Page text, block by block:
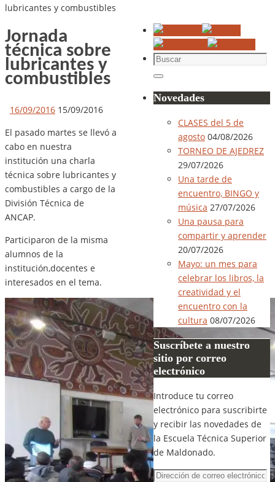
lubricantes y combustibles
Jornada
técnica sobre
lubricantes y
combustibles
16/09/2016 15/09/2016
El pasado martes se llevó a
cabo en nuestra
institución una charla
técnica sobre lubricantes y
combustibles a cargo de la
División Técnica de
ANCAP.
Participaron de la misma
alumnos de la
institución,docentes e
interesados en el tema.
Buscar:
Buscar
Novedades
CLASES del 5 de
agosto 04/08/2026
TORNEO DE AJEDREZ
29/07/2026
Una tarde de
encuentro, BINGO y
música 27/07/2026
Una pausa para
compartir y aprender
20/07/2026
Mayo: un mes para
celebrar los libros, la
creatividad y el
encuentro con la
cultura 08/07/2026
Suscríbete a nuestro
sitio por correo
electrónico
Introduce tu correo
electrónico para suscribirte
y recibir las novedades de
la Escuela Técnica Superior
de Maldonado.
Dirección